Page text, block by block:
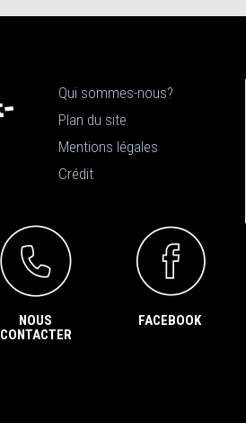
Qui sommes-nous?
Plan du site
Mentions légales
Crédit
NOUS
CONTACTER
FACEBOOK